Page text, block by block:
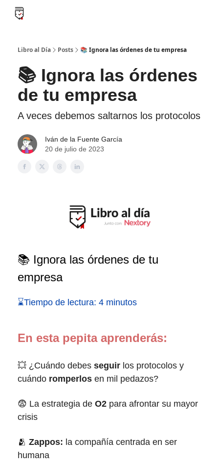
Libro al Día Posts 📚 Ignora las órdenes de tu empresa
📚 Ignora las órdenes
de tu empresa
A veces debemos saltarnos los protocolos
Iván de la Fuente García
20 de julio de 2023
📚 Ignora las órdenes de tu
empresa
⌛Tiempo de lectura: 4 minutos
En esta pepita aprenderás:
💥 ¿Cuándo debes seguir los protocolos y
cuándo romperlos en mil pedazos?
😨 La estrategia de O2 para afrontar su mayor
crisis
🫂 Zappos: la compañía centrada en ser
humana